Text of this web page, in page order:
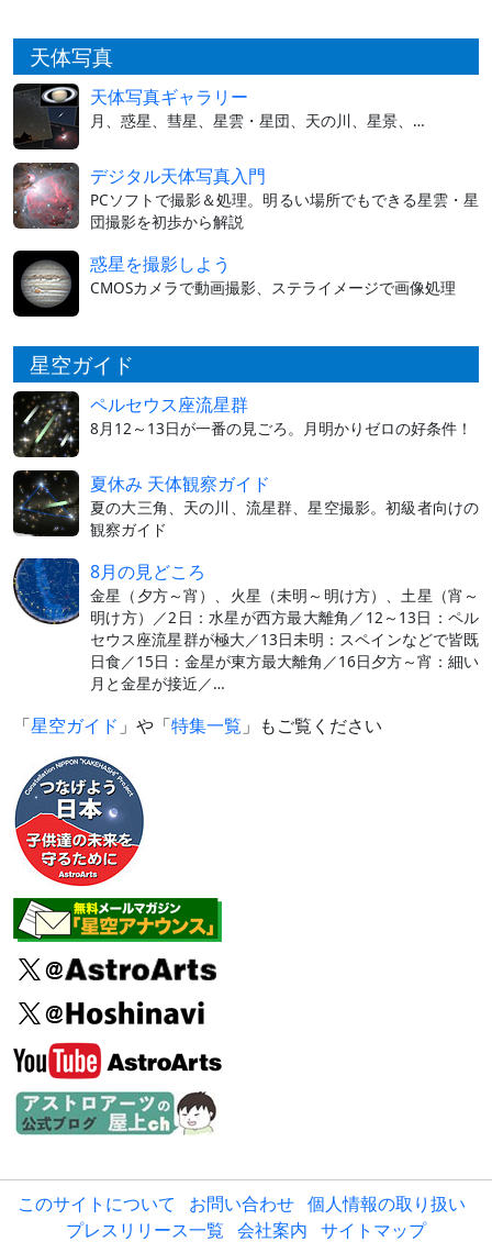
天体写真
天体写真ギャラリー
月、惑星、彗星、星雲・星団、天の川、星景、…
デジタル天体写真入門
PCソフトで撮影＆処理。明るい場所でもできる星雲・星
団撮影を初歩から解説
惑星を撮影しよう
CMOSカメラで動画撮影、ステライメージで画像処理
星空ガイド
ペルセウス座流星群
8月12～13日が一番の見ごろ。月明かりゼロの好条件！
夏休み 天体観察ガイド
夏の大三角、天の川、流星群、星空撮影。初級者向けの
観察ガイド
8月の見どころ
金星（夕方～宵）、火星（未明～明け方）、土星（宵～
明け方）／2日：水星が西方最大離角／12～13日：ペル
セウス座流星群が極大／13日未明：スペインなどで皆既
日食／15日：金星が東方最大離角／16日夕方～宵：細い
月と金星が接近／…
「星空ガイド 」や「特集一覧 」もご覧ください
このサイトについて お問い合わせ 個人情報の取り扱い
プレスリリース一覧 会社案内 サイトマップ